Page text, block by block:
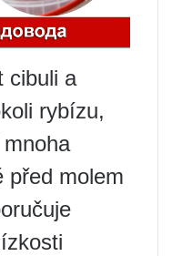
cibuli a
rybízu,
před molem